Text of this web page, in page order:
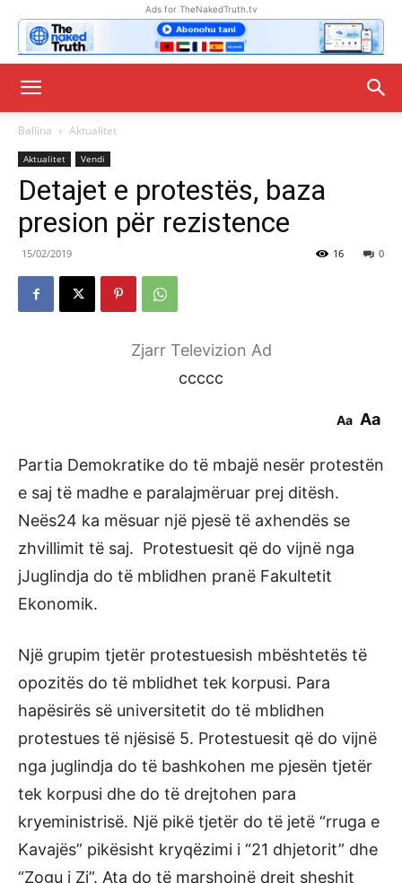
Ads for TheNakedTruth.tv
Ballina Aktualitet
Aktualitet Vendi
Detajet e protestës, baza
presion për rezistence
15/02/2019 0
16
Zjarr Televizion Ad
ccccc
Aa Aa
Partia Demokratike do të mbajë nesër protestën
e saj të madhe e paralajmëruar prej ditësh.
Neës24 ka mësuar një pjesë të axhendës se
zhvillimit të saj. Protestuesit që do vijnë nga
jJuglindja do të mblidhen pranë Fakultetit
Ekonomik.
Një grupim tjetër protestuesish mbështetës të
opozitës do të mblidhet tek korpusi. Para
hapësirës së universitetit do të mblidhen
protestues të njësisë 5. Protestuesit që do vijnë
nga juglindja do të bashkohen me pjesën tjetër
tek korpusi dhe do të drejtohen para
kryeministrisë. Një pikë tjetër do të jetë “rruga e
Kavajës” pikësisht kryqëzimi i “21 dhjetorit” dhe
“Zogu i Zi”. Ata do të marshojnë drejt sheshit